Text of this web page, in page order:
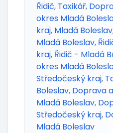
Řidič, Taxikář,
okres Mladá
kraj, Mladá Boleslav
Mladá Boleslav,
kraj, Řidič - Mladá
okres Mladá
Středočeský kraj,
Boleslav, Doprava
Mladá Boleslav,
Středočeský kraj,
Mladá Boleslav